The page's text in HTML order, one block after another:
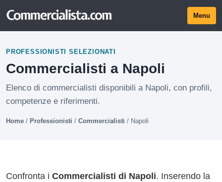
Menu
PROFESSIONISTI SELEZIONATI
Commercialisti a Napoli
Elenco di commercialisti disponibili a Napoli, con profili,
competenze e riferimenti.
Home / Professionisti / Commercialisti / Napoli
Confronta i Commercialisti di Napoli. Inserendo la